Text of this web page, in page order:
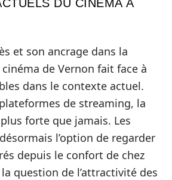
DU CINÉMA À
et son ancrage dans la
de Vernon fait face à
dans le contexte actuel.
de streaming, la
forte que jamais. Les
l’option de regarder
depuis le confort de chez
question de l’attractivité des